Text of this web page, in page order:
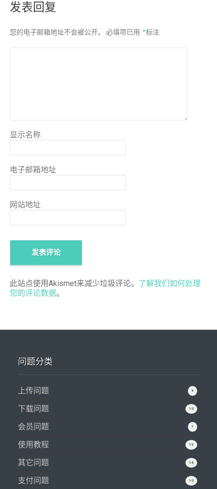
发表回复
您的电子邮箱地址不会被公开。 必填项已用 *标注
显示名称
电子邮箱地址
网站地址
此站点使用Akismet来减少垃圾评论。 了解我们如何处理
您的评论数据。
问题分类
9
上传问题
10
下载问题
7
会员问题
19
使用教程
16
其它问题
10
支付问题